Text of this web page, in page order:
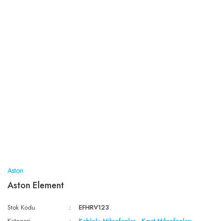
Aston
Aston Element
Stok Kodu
EFHRV123